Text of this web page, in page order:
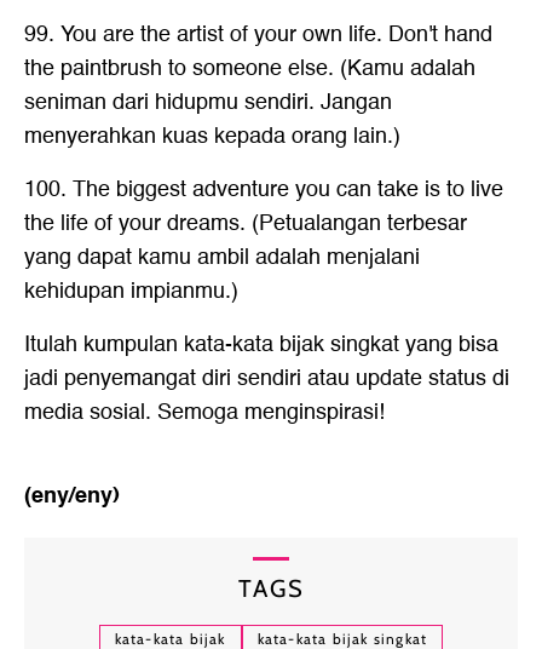
99. You are the artist of your own life. Don't hand
the paintbrush to someone else. (Kamu adalah
seniman dari hidupmu sendiri. Jangan
menyerahkan kuas kepada orang lain.)
100. The biggest adventure you can take is to live
the life of your dreams. (Petualangan terbesar
yang dapat kamu ambil adalah menjalani
kehidupan impianmu.)
Itulah kumpulan kata-kata bijak singkatyang bisa
jadi penyemangat diri sendiri atau update status di
media sosial. Semoga menginspirasi!
(eny/eny)
TAGS
kata-kata bijak
kata-kata bijak singkat